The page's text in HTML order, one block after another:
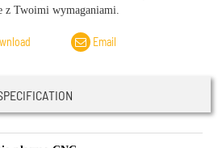
z Twoimi wymaganiami.
Email